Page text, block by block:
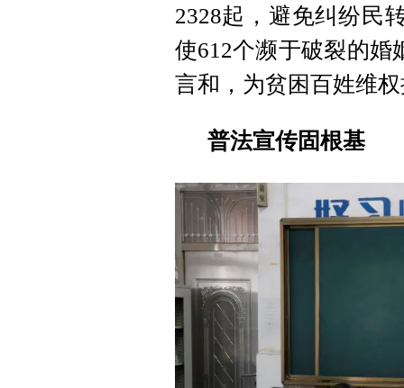
2328起，避免纠纷民
使612个濒于破裂的婚
言和，为贫困百姓维
普法宣传固根基